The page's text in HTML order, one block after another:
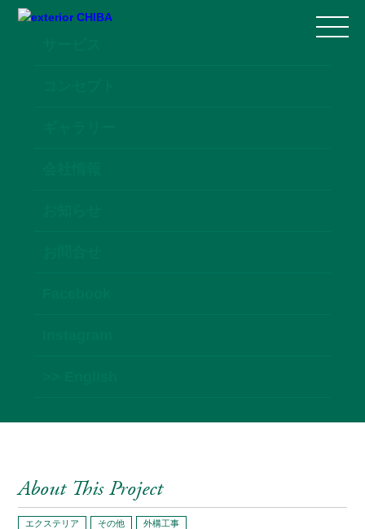
About This Project
エクステリア その他 外構工事